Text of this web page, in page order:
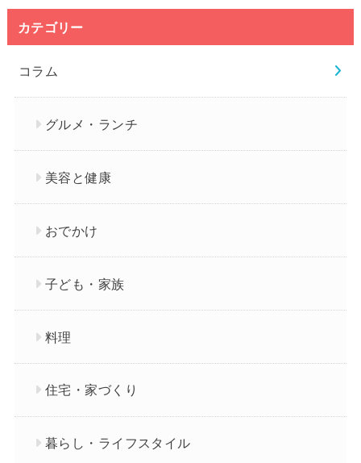
カテゴリー
コラム
グルメ・ランチ
美容と健康
おでかけ
子ども・家族
料理
住宅・家づくり
暮らし・ライフスタイル